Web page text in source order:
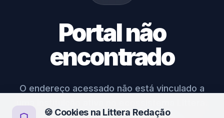
Portal não
encontrado
O endereço acessado não está vinculado a
🍪 Cookies na Littera Redação